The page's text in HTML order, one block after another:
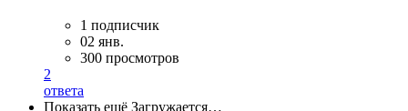
1 подписчик
02 янв.
300 просмотров
2
ответа
Показать ещё Загружается…